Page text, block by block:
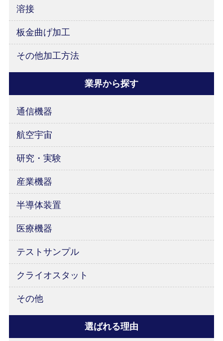
溶接
板金曲げ加工
その他加工方法
業界から探す
通信機器
航空宇宙
研究・実験
産業機器
半導体装置
医療機器
テストサンプル
クライオスタット
その他
選ばれる理由